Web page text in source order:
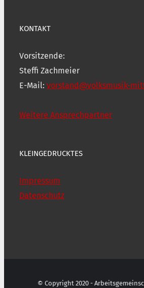
KONTAKT
Vorsitzende:
Steffi Zachmeier
E-Mail: vorstand@volksmusik-
Weitere Ansprechpartner
KLEINGEDRUCKTES
Impressum
Datenschutz
© Copyright 2020 -